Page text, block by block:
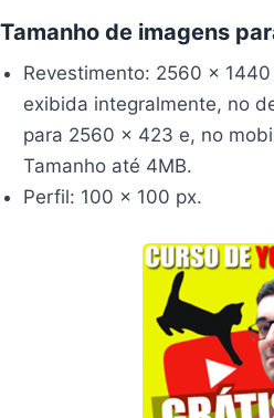
Tamanho de imagens
Revestimento: 2560 x
exibida integralmente, no
para 2560 x 423 e, no
Tamanho até 4MB.
Perfil: 100 x 100 px.